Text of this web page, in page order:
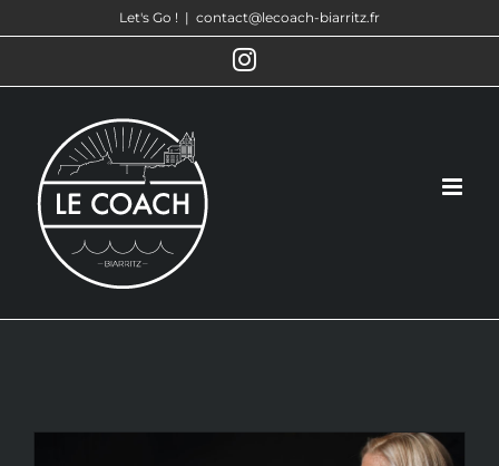
contenu
Let's Go ! | contact@lecoach-biarritz.fr
Instagram